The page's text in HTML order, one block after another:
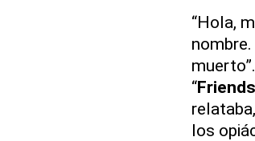
“Hola,
“Friends
los